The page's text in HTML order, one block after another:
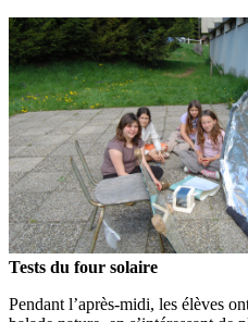
Tests du four solaire
Pendant l’après-midi, les élèves